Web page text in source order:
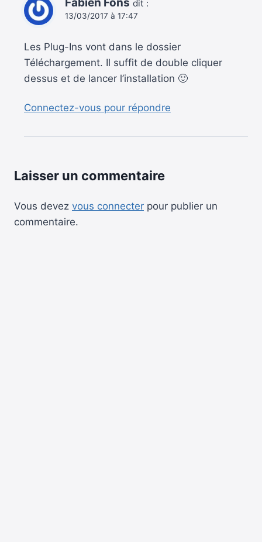
dit :
13/03/2017 à 17:47
Les Plug-Ins vont dans le dossier
Téléchargement. Il suffit de double cliquer
dessus et de lancer l’installation 🙂
Connectez-vous pour répondre
Laisser un commentaire
Vous devez vous connecter pour publier un
commentaire.